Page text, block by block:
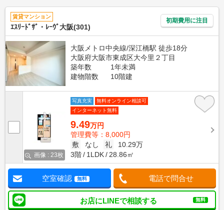
賃貸マンション
ｴｽﾘｰﾄﾞｻﾞ・ﾚｰｳﾞ大阪(301)
初期費用に注目
大阪メトロ中央線/深江橋駅 徒歩18分
大阪府大阪市東成区大今里２丁目
築年数
1年未満
建物階数
10階建
画像 : 23枚
写真充実
無料オンライン相談可
インターネット無料
9.49万円
管理費等：8,000円
敷
なし 礼
10.29万
3階
1LDK 28.86㎡
空室確認 無料 電話で問合せ
お店にLINEで相談する 無料